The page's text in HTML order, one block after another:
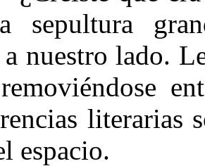
a nuestro lado.
literarias
espacio.